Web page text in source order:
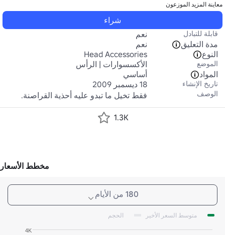
معاينة المزيد الموزعون
شراء
قابلة للتبادل
نعم
مدة التعليق
نعم
النوع
Head Accessories
الموضع
الأكسسوارات | الرأس
المواد
أساسي
تاريخ الإنشاء 18 ديسمبر 2009
الوصف فقط تخيل ما تبدو عليه أحذية القراصنة.
1.3K
مخطط الأسعار
180 من الأيام
متوسط السعر الأخير الحجم
4K